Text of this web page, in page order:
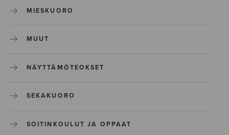
MIESKUORO
MUUT
NÄYTTÄMÖTEOKSET
SEKAKUORO
SOITINKOULUT JA OPPAAT